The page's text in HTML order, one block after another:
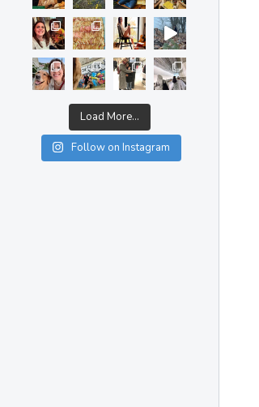
Load More...
Follow on Instagram